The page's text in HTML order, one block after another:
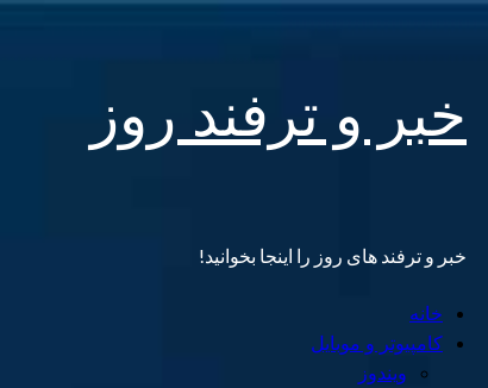
content
خبر و ترفند روز
خبر و ترفند های روز را اینجا بخوانید!
Primary
Menu
خانه
کامپیوتر و موبایل
ویندوز